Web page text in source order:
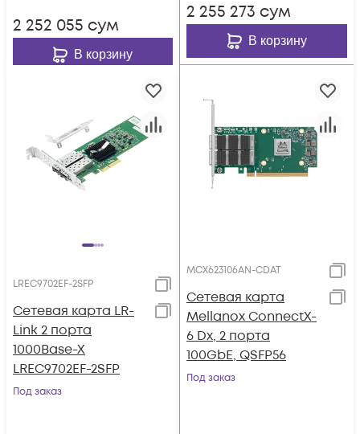
2 252 055 сум
В корзину
2 255 273 сум
В корзину
LREC9702EF-2SFP
Сетевая карта LR-
Link 2 порта
1000Base-X
LREC9702EF-2SFP
Под заказ
MCX623106AN-CDAT
Сетевая карта
Mellanox ConnectX-
6 Dx, 2 порта
100GbE, QSFP56
Под заказ